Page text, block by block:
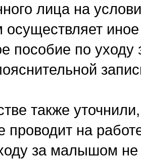
лица на
осуществляет
пособие по
также
проводит на
за малышом